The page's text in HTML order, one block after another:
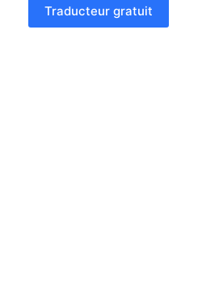
Traducteur gratuit